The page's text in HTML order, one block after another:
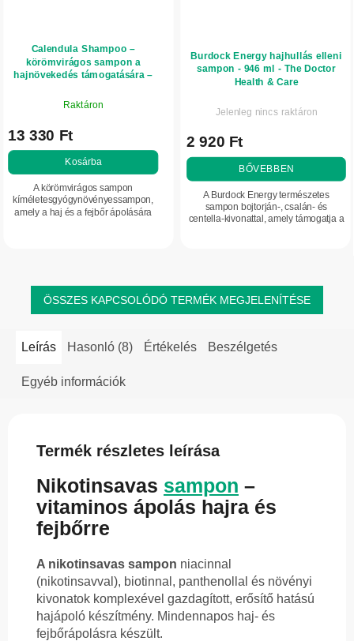
Calendula Shampoo –
körömvirágos sampon a
hajnövekedés támogatására –
Raktáron
13 330 Ft
Kosárba
A körömvirágos sampon
kíméletesgyógynövényessampon,
amely a haj és a fejbőr ápolására
Burdock Energy hajhullás elleni
sampon - 946 ml - The Doctor
Health & Care
Jelenleg nincs raktáron
2 920 Ft
BŐVEBBEN
A Burdock Energy természetes
sampon bojtorján-, csalán- és
centella-kivonattal, amely támogatja a
ÖSSZES KAPCSOLÓDÓ TERMÉK MEGJELENÍTÉSE
Leírás Hasonló (8) Értékelés Beszélgetés
Egyéb információk
Termék részletes leírása
Nikotinsavas sampon –
vitaminos ápolás hajra és
fejbőrre
A nikotinsavas sampon niacinnal
(nikotinsavval), biotinnal, panthenollal és növényi
kivonatok komplexével gazdagított, erősítő hatású
hajápoló készítmény. Mindennapos haj- és
fejbőrápolásra készült.